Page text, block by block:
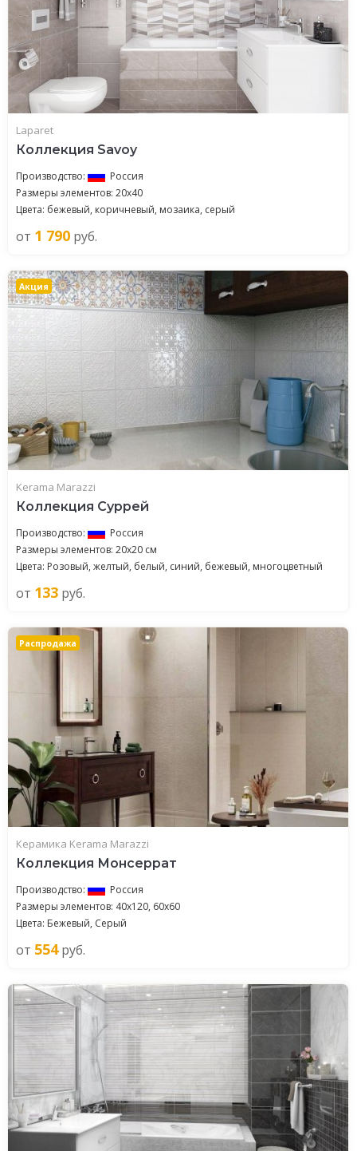
Laparet
Коллекция Savoy
Производство:
Россия
Размеры элементов: 20x40
Цвета: бежевый, коричневый, мозаика, серый
от 1 790 руб.
Акция
Kerama Marazzi
Коллекция Суррей
Производство:
Россия
Размеры элементов: 20x20 см
Цвета: Розовый, желтый, белый, синий, бежевый, многоцветный
от 133 руб.
Распродажа
Керамика Kerama Marazzi
Коллекция Монсеррат
Производство:
Россия
Размеры элементов: 40x120, 60x60
Цвета: Бежевый, Серый
от 554руб.